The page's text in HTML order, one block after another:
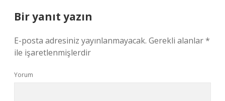
Bir yanıt yazın
E-posta adresiniz yayınlanmayacak. Gerekli alanlar*
ile işaretlenmişlerdir
Yorum